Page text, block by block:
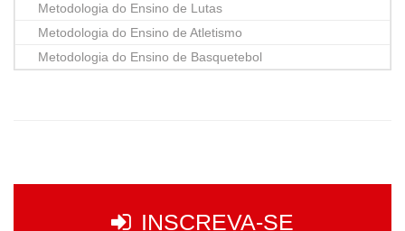
Metodologia do Ensino de Lutas
Metodologia do Ensino de Atletismo
Metodologia do Ensino de Basquetebol
INSCREVA-SE